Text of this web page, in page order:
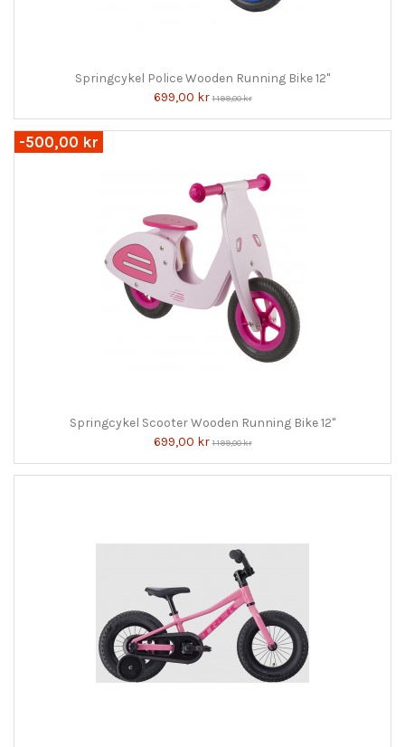
Springcykel Police Wooden Running Bike 12"
699,00 kr1 199,00 kr
-500,00 kr
Springcykel Scooter Wooden Running Bike 12"
699,00 kr1 199,00 kr